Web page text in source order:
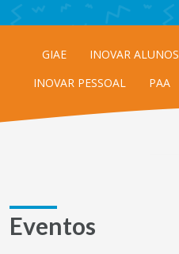
GIAE INOVAR ALUNOS
INOVAR PESSOAL
PAA
Eventos